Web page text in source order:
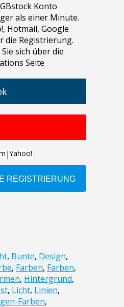
, Bunte, Design,
, Farben, Farben,
, Hintergrund,
, Licht, Linien,
Farben,